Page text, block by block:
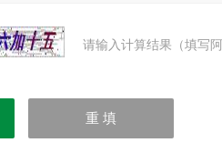
请输入计算结果（填写